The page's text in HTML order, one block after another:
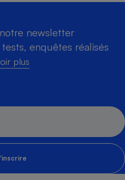
newsletter
enquêtes réalisés
plus